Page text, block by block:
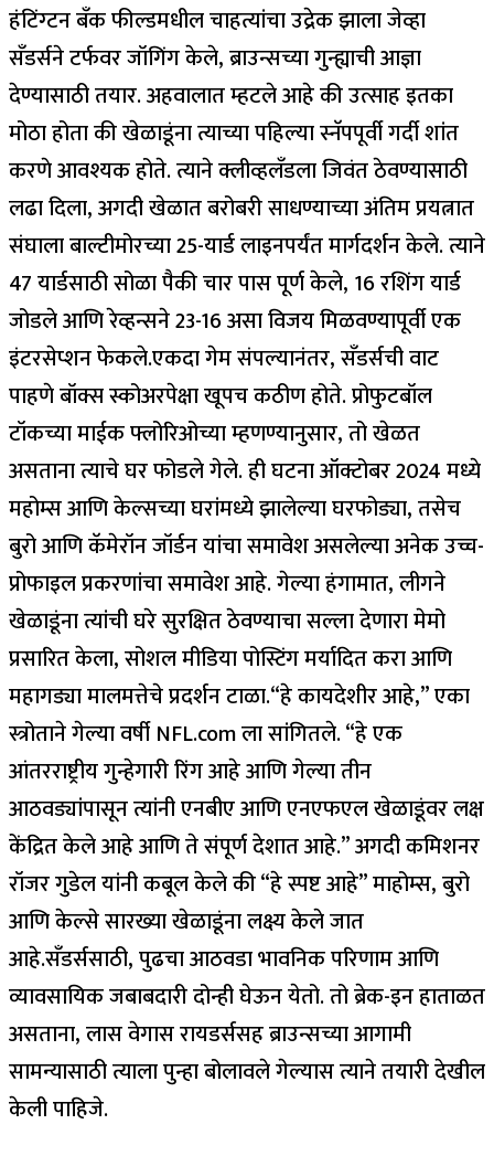
हंटिंग्टन बँक फील्डमधील चाहत्यांचा उद्रेक झाला जेव्हा
सँडर्सने टर्फवर जॉगिंग केले, ब्राउन्सच्या गुन्ह्याची आज्ञा
देण्यासाठी तयार. अहवालात म्हटले आहे की उत्साह इतका
मोठा होता की खेळाडूंना त्याच्या पहिल्या स्नॅपपूर्वी गर्दी शांत
करणे आवश्यक होते. त्याने क्लीव्हलँडला जिवंत ठेवण्यासाठी
लढा दिला, अगदी खेळात बरोबरी साधण्याच्या अंतिम प्रयत्नात
संघाला बाल्टीमोरच्या 25-यार्ड लाइनपर्यंत मार्गदर्शन केले. त्याने
47 यार्डसाठी सोळा पैकी चार पास पूर्ण केले, 16 रशिंग यार्ड
जोडले आणि रेव्हन्सने 23-16 असा विजय मिळवण्यापूर्वी एक
इंटरसेप्शन फेकले.एकदा गेम संपल्यानंतर, सँडर्सची वाट
पाहणे बॉक्स स्कोअरपेक्षा खूपच कठीण होते. प्रोफुटबॉल
टॉकच्या माईक फ्लोरिओच्या म्हणण्यानुसार, तो खेळत
असताना त्याचे घर फोडले गेले. ही घटना ऑक्टोबर 2024 मध्ये
महोम्स आणि केल्सच्या घरांमध्ये झालेल्या घरफोड्या, तसेच
बुरो आणि कॅमेरॉन जॉर्डन यांचा समावेश असलेल्या अनेक उच्च-
प्रोफाइल प्रकरणांचा समावेश आहे. गेल्या हंगामात, लीगने
खेळाडूंना त्यांची घरे सुरक्षित ठेवण्याचा सल्ला देणारा मेमो
प्रसारित केला, सोशल मीडिया पोस्टिंग मर्यादित करा आणि
महागड्या मालमत्तेचे प्रदर्शन टाळा.“हे कायदेशीर आहे,” एका
स्त्रोताने गेल्या वर्षी NFL.com ला सांगितले. “हे एक
आंतरराष्ट्रीय गुन्हेगारी रिंग आहे आणि गेल्या तीन
आठवड्यांपासून त्यांनी एनबीए आणि एनएफएल खेळाडूंवर लक्ष
केंद्रित केले आहे आणि ते संपूर्ण देशात आहे.” अगदी कमिशनर
रॉजर गुडेल यांनी कबूल केले की “हे स्पष्ट आहे” माहोम्स, बुरो
आणि केल्से सारख्या खेळाडूंना लक्ष्य केले जात
आहे.सँडर्ससाठी, पुढचा आठवडा भावनिक परिणाम आणि
व्यावसायिक जबाबदारी दोन्ही घेऊन येतो. तो ब्रेक-इन हाताळत
असताना, लास वेगास रायडर्ससह ब्राउन्सच्या आगामी
सामन्यासाठी त्याला पुन्हा बोलावले गेल्यास त्याने तयारी देखील
केली पाहिजे.